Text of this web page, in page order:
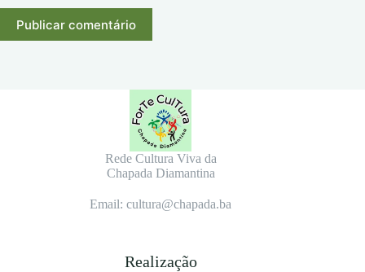
Publicar comentário
Rede Cultura Viva da
Chapada Diamantina
Email: cultura@chapada.ba
Realização